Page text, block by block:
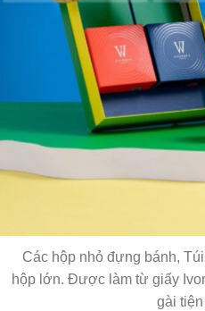
Các hộp nhỏ đựng bánh,
hộp lớn. Được làm từ giấy
gài